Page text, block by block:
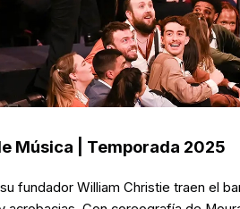
Música | Temporada 2025
fundador William Christie traen el